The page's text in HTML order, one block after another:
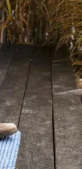
Einsatzgebiete
Materialien
Über uns
Kontakt